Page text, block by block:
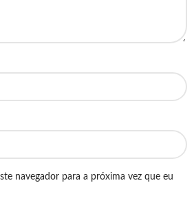
navegador para a próxima vez que eu